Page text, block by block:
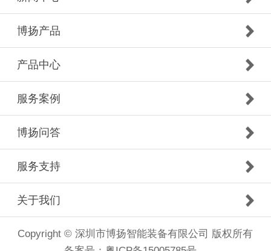
博扬产品
产品中心
服务案例
博扬问答
服务支持
关于我们
Copyright © 深圳市博扬智能装备有限公司 版权所有